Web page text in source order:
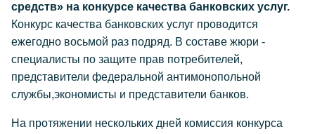
средств» на конкурсе качества банковских услуг.
Конкурс качества банковских услуг проводится
ежегодно восьмой раз подряд. В составе жюри -
специалисты по защите прав потребителей,
представители федеральной антимонопольной
службы,экономисты и представители банков.
На протяжении нескольких дней комиссия конкурса